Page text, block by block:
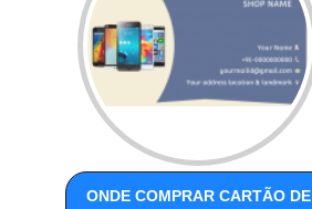
ONDE COMPRAR CARTÃO DE